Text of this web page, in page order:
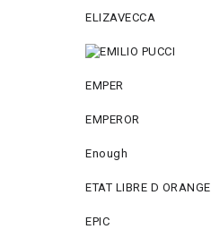
ELIZAVECCA
EMPER
EMPEROR
Enough
ETAT LIBRE D ORANGE
EPIC